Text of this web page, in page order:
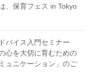
、保育フェス in Tokyo
バイス入門セミナー
心を大切に育むための
ュニケーション」のご